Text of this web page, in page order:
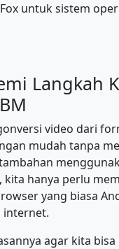
untuk sistem
Langkah
video dari
mudah tanpa
kita hanya perlu
yang biasa
internet.
agar kita